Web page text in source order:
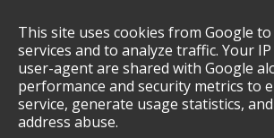
Login
UP-TO-DATE WebDesign
This site uses cookies from Google
services and to analyze traffic. Your
user-agent are shared with Google
performance and security metrics to
service, generate usage statistics,
address abuse.